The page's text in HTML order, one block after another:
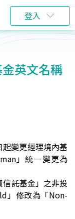
登入
英文名稱
變更經理境內基
」統一變更為
託基金」之非投
」修改為「Non-